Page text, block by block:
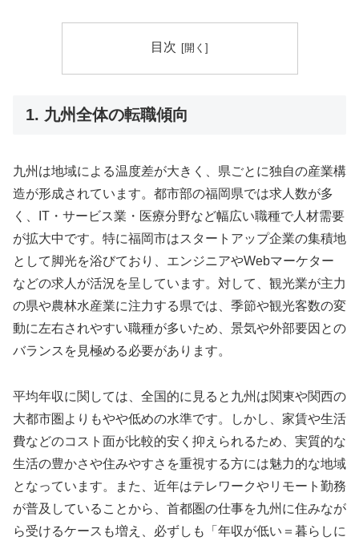
目次
1. 九州全体の転職傾向
九州は地域による温度差が大きく、県ごとに独自の産業構
造が形成されています。都市部の福岡県では求人数が多
く、IT・サービス業・医療分野など幅広い職種で人材需要
が拡大中です。特に福岡市はスタートアップ企業の集積地
として脚光を浴びており、エンジニアやWebマーケター
などの求人が活況を呈しています。対して、観光業が主力
の県や農林水産業に注力する県では、季節や観光客数の変
動に左右されやすい職種が多いため、景気や外部要因との
バランスを見極める必要があります。
平均年収に関しては、全国的に見ると九州は関東や関西の
大都市圏よりもやや低めの水準です。しかし、家賃や生活
費などのコスト面が比較的安く抑えられるため、実質的な
生活の豊かさや住みやすさを重視する方には魅力的な地域
となっています。また、近年はテレワークやリモート勤務
が普及していることから、首都圏の仕事を九州に住みなが
ら受けるケースも増え、必ずしも「年収が低い＝暮らしに